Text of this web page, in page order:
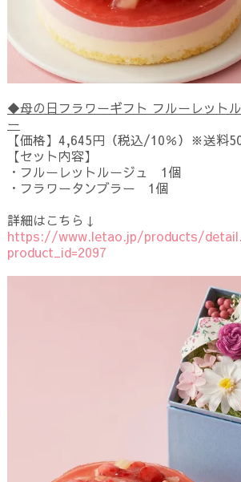
◆母の日フラワーギフト フルーレット
ー
【価格】4,645円（税込/10％）※送料
【セット内容】
・フルーレットルージュ 1個
・フラワータンブラー 1個
詳細はこちら↓
https://www.letao.jp/products/
product_id=2097